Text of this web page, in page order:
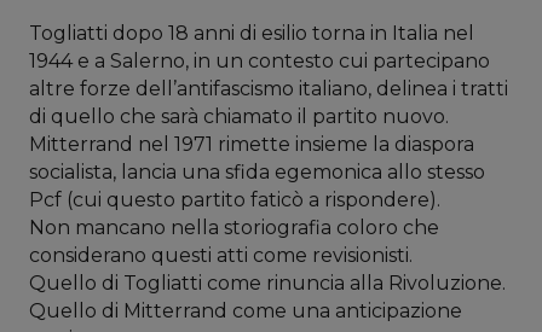
Togliatti dopo 18 anni di esilio torna in Italia nel
1944 e a Salerno, in un contesto cui partecipano
altre forze dell’antifascismo italiano, delinea i tratti
di quello che sarà chiamato il partito nuovo.
Mitterrand nel 1971 rimette insieme la diaspora
socialista, lancia una sfida egemonica allo stesso
Pcf (cui questo partito faticò a rispondere).
Non mancano nella storiografia coloro che
considerano questi atti come revisionisti.
Quello di Togliatti come rinuncia alla Rivoluzione.
Quello di Mitterrand come una anticipazione